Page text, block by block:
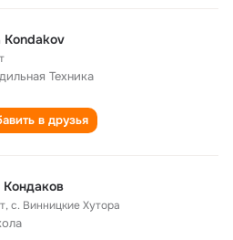
Kondakov
Техника
в друзья
Кондаков
,с. Винницкие Хутора